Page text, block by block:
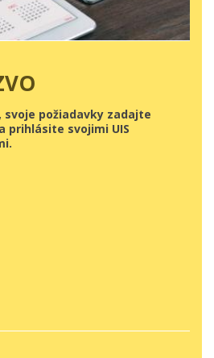
svoje požiadavky zadajte
prihlásite svojimi UIS